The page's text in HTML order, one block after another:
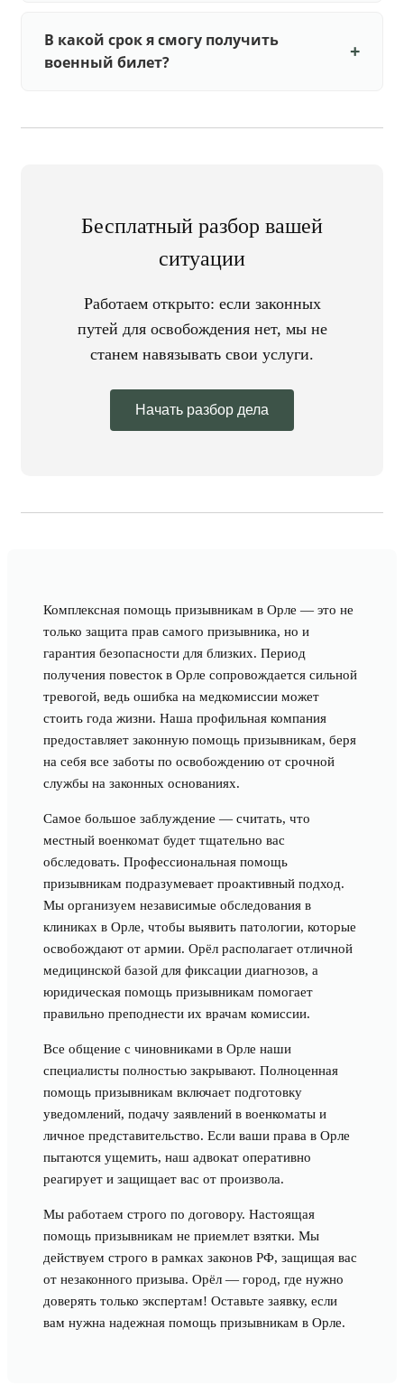
В какой срок я смогу получить
военный билет?
Бесплатный разбор вашей
ситуации
Работаем открыто: если законных
путей для освобождения нет, мы не
станем навязывать свои услуги.
Начать разбор дела
Комплексная помощь призывникам в Орле — это не
только защита прав самого призывника, но и
гарантия безопасности для близких. Период
получения повесток в Орле сопровождается сильной
тревогой, ведь ошибка на медкомиссии может
стоить года жизни. Наша профильная компания
предоставляет законную помощь призывникам, беря
на себя все заботы по освобождению от срочной
службы на законных основаниях.
Самое большое заблуждение — считать, что
местный военкомат будет тщательно вас
обследовать. Профессиональная помощь
призывникам подразумевает проактивный подход.
Мы организуем независимые обследования в
клиниках в Орле, чтобы выявить патологии, которые
освобождают от армии. Орёл располагает отличной
медицинской базой для фиксации диагнозов, а
юридическая помощь призывникам помогает
правильно преподнести их врачам комиссии.
Все общение с чиновниками в Орле наши
специалисты полностью закрывают. Полноценная
помощь призывникам включает подготовку
уведомлений, подачу заявлений в военкоматы и
личное представительство. Если ваши права в Орле
пытаются ущемить, наш адвокат оперативно
реагирует и защищает вас от произвола.
Мы работаем строго по договору. Настоящая
помощь призывникам не приемлет взятки. Мы
действуем строго в рамках законов РФ, защищая вас
от незаконного призыва. Орёл — город, где нужно
доверять только экспертам! Оставьте заявку, если
вам нужна надежная помощь призывникам в Орле.